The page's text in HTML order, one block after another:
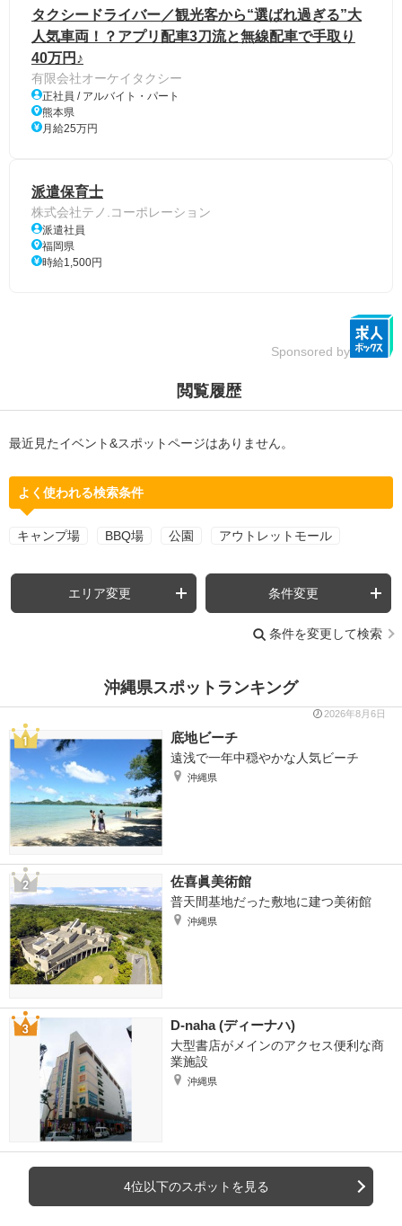
タクシードライバー／観光客から“選ばれ過ぎる”大
人気車両！？アプリ配車3刀流と無線配車で手取り
40万円♪
有限会社オーケイタクシー
正社員 / アルバイト・パート
熊本県
月給25万円
派遣保育士
株式会社テノ.コーポレーション
派遣社員
福岡県
時給1,500円
Sponsored by
閲覧履歴
最近見たイベント&スポットページはありません。
よく使われる検索条件
キャンプ場 BBQ場 公園 アウトレットモール
エリア変更 条件変更
条件を変更して検索
沖縄県スポットランキング
2026年8月6日
底地ビーチ
遠浅で一年中穏やかな人気ビーチ
沖縄県
佐喜眞美術館
普天間基地だった敷地に建つ美術館
沖縄県
D-naha (ディーナハ)
大型書店がメインのアクセス便利な商
業施設
沖縄県
4位以下のスポットを見る